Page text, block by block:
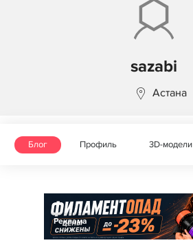
sazabi
Астана
Блог Профиль 3D-модели
Реклама